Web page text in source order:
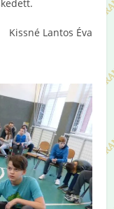
Kissné Lantos Éva